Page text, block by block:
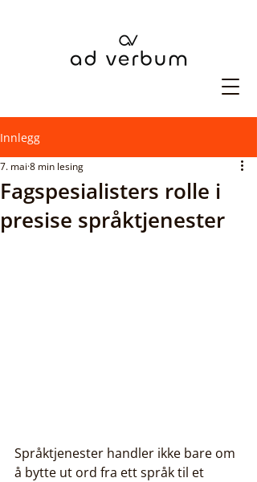
Innlegg
Fagspesialisters rolle i
presise språktjenester
7. mai 8 min lesing
Språktjenester handler ikke bare om
å bytte ut ord fra ett språk til et